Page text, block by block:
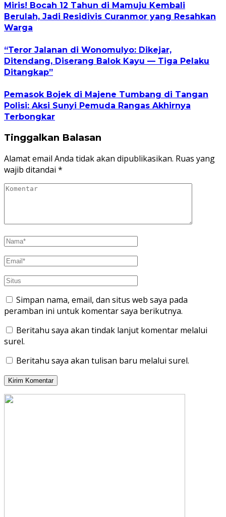
Miris! Bocah 12 Tahun di Mamuju Kembali
Berulah, Jadi Residivis Curanmor yang Resahkan
Warga
“Teror Jalanan di Wonomulyo: Dikejar,
Ditendang, Diserang Balok Kayu — Tiga Pelaku
Ditangkap”
Pemasok Bojek di Majene Tumbang di Tangan
Polisi: Aksi Sunyi Pemuda Rangas Akhirnya
Terbongkar
Tinggalkan Balasan
Alamat email Anda tidak akan dipublikasikan. Ruas yang
wajib ditandai *
Simpan nama, email, dan situs web saya pada
peramban ini untuk komentar saya berikutnya.
Beritahu saya akan tindak lanjut komentar melalui
surel.
Beritahu saya akan tulisan baru melalui surel.